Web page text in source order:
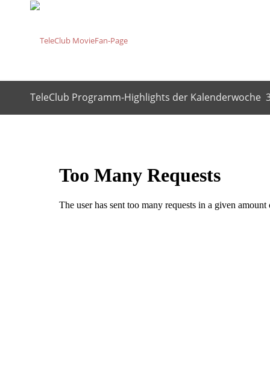
TeleClub Programm-Highlights der Kalenderwoche